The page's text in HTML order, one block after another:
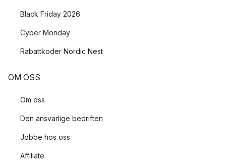
Black Friday 2026
Cyber Monday
Rabattkoder Nordic Nest
OM OSS
Om oss
Den ansvarlige bedriften
Jobbe hos oss
Affiliate